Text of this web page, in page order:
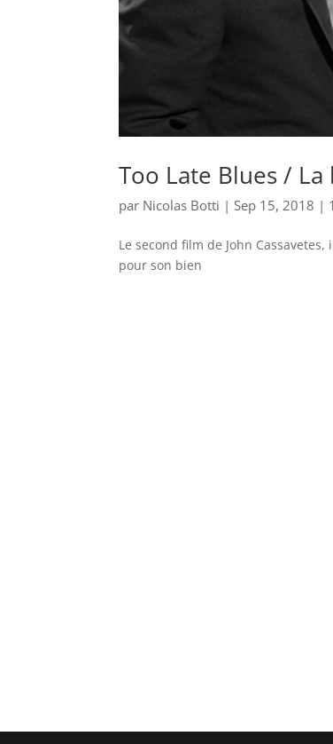
Too Late Blues /
par Nicolas Botti |Sep 15, 2018 |
Le second film de John
pour son bien